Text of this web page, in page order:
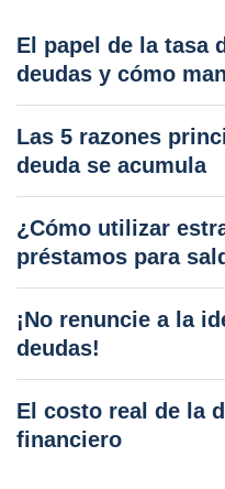
El papel de la tasa
deudas y cómo
Las 5 razones
deuda se acumula
¿Cómo utilizar
préstamos para
¡No renuncie a la
deudas!
El costo real de la
financiero